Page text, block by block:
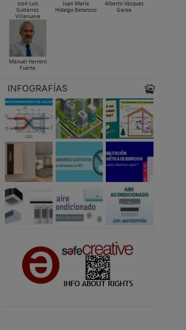
José Luis
Gutiérrez
Villanueva
Juan María
Hidalgo Betanzos
Alberto Vázquez
Garea
Manuel Herrero
Fuerte
INFOGRAFÍAS